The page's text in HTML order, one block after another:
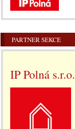
PARTNER SEKCE
IP Polná s.r.o.